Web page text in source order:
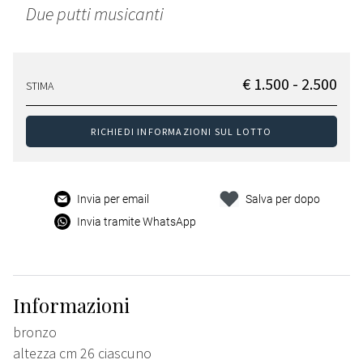
Due putti musicanti
STIMA € 1.500 - 2.500
RICHIEDI INFORMAZIONI SUL LOTTO
Invia per email
Invia tramite WhatsApp
Salva per dopo
Informazioni
bronzo
altezza cm 26 ciascuno